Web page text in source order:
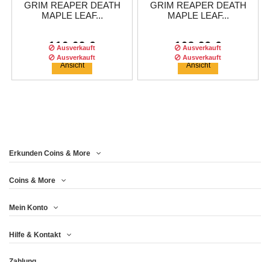
GRIM REAPER DEATH
MAPLE LEAF...
116,62 €
Ausverkauft
Ansicht
GRIM REAPER DEATH
MAPLE LEAF...
108,29 €
Ausverkauft
Ansicht
Auflage :
MAPLE LEAF...
Ausverkauft Ausverkauft
Auflage :
REAPER...
Ausverkauft
Erkunden Coins & More
Coins & More
Mein Konto
Hilfe & Kontakt